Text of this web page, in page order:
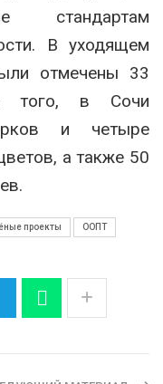
стандартам
В уходящем
отмечены 33
того, в Сочи
и четыре
а также 50
проекты ООПТ